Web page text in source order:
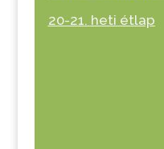
20-21. heti étlap